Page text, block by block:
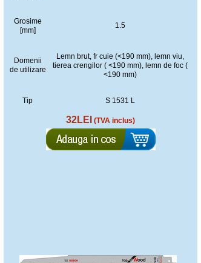
Grosime
[mm]
1.5
Domenii
de utilizare
Lemn brut, fr cuie (<190 mm), lemn viu,
tierea crengilor ( <190 mm), lemn de foc (
<190 mm)
Tip S 1531 L
32LEI (TVA inclus)